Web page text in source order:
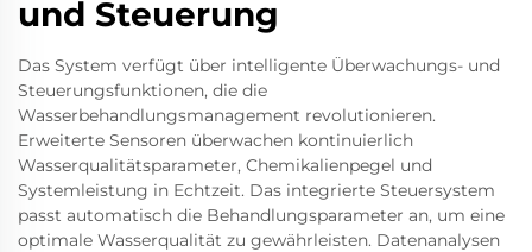
und Steuerung
Das System verfügt über intelligente Überwachungs- und
Steuerungsfunktionen, die die
Wasserbehandlungsmanagement revolutionieren.
Erweiterte Sensoren überwachen kontinuierlich
Wasserqualitätsparameter, Chemikalienpegel und
Systemleistung in Echtzeit. Das integrierte Steuersystem
passt automatisch die Behandlungsparameter an, um eine
optimale Wasserqualität zu gewährleisten. Datenanalysen